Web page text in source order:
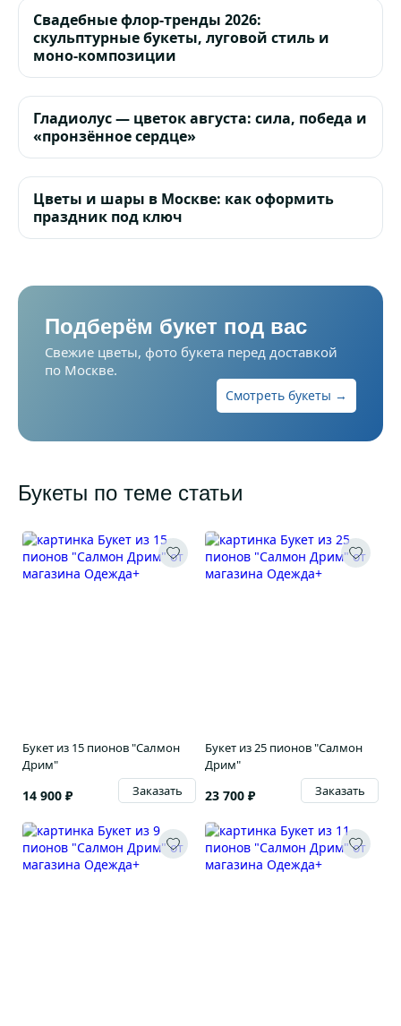
Свадебные флор-тренды 2026:
скульптурные букеты, луговой стиль и
моно-композиции
Гладиолус — цветок августа: сила, победа и
«пронзённое сердце»
Цветы и шары в Москве: как оформить
праздник под ключ
Подберём букет под вас
Свежие цветы, фото букета перед доставкой
по Москве.
Смотреть букеты →
Букеты по теме статьи
Букет из 15 пионов "Салмон
Дрим"
14 900 ₽ Заказать
Букет из 25 пионов "Салмон
Дрим"
23 700 ₽ Заказать